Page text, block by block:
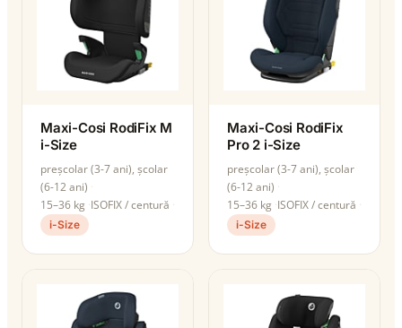
Maxi-Cosi RodiFix M
i-Size
preșcolar (3-7 ani), școlar
(6-12 ani)
15–36 kg ISOFIX / centură
i-Size
Maxi-Cosi RodiFix
Pro 2 i-Size
preșcolar (3-7 ani), școlar
(6-12 ani)
15–36 kg ISOFIX / centură
i-Size